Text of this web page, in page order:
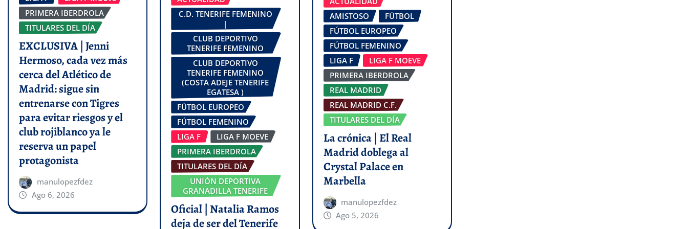
PRIMERA IBERDROLA
TITULARES DEL DÍA
EXCLUSIVA | Jenni
Hermoso, cada vez más
cerca del Atlético de
Madrid: sigue sin
entrenarse con Tigres
para evitar riesgos y el
club rojiblanco ya le
reserva un papel
protagonista
manulopezfdez
Ago 6, 2026
C.D. TENERIFE FEMENINO
|
CLUB DEPORTIVO
TENERIFE FEMENINO
CLUB DEPORTIVO
TENERIFE FEMENINO
(COSTA ADEJE TENERIFE
EGATESA )
FÚTBOL EUROPEO
FÚTBOL FEMENINO
LIGA F
LIGA F MOEVE
PRIMERA IBERDROLA
TITULARES DEL DÍA
UNIÓN DEPORTIVA
GRANADILLA TENERIFE
Oficial | Natalia Ramos
deja de ser del Tenerife
AMISTOSO
FÚTBOL
FÚTBOL EUROPEO
FÚTBOL FEMENINO
LIGA F
LIGA F MOEVE
PRIMERA IBERDROLA
REAL MADRID
REAL MADRID C.F.
TITULARES DEL DÍA
La crónica | El Real
Madrid doblega al
Crystal Palace en
Marbella
manulopezfdez
Ago 5, 2026